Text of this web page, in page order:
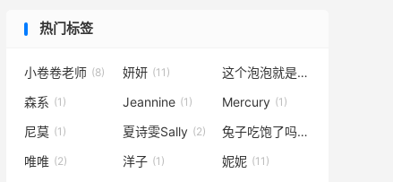
热门标签
小卷卷老师 (8) 妍妍 (11) 这个泡泡就是逊啦
森系 (1) Jeannine (1) Mercury (1)
尼莫 (1) 夏诗雯Sally (2) 兔子吃饱了吗
(1)
唯唯 (2) 洋子 (1) 妮妮 (11)